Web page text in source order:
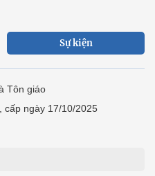
Sự kiện
Tôn giáo
cấp ngày 17/10/2025